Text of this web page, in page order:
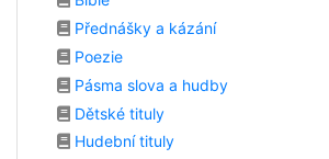
Přednášky a kázání
Poezie
Pásma slova a hudby
Dětské tituly
Hudební tituly